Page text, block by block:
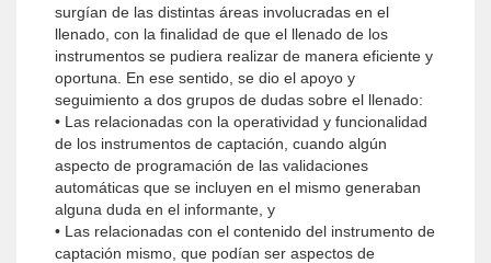
surgían de las distintas áreas involucradas en el
llenado, con la finalidad de que el llenado de los
instrumentos se pudiera realizar de manera eficiente y
oportuna. En ese sentido, se dio el apoyo y
seguimiento a dos grupos de dudas sobre el llenado:
• Las relacionadas con la operatividad y funcionalidad
de los instrumentos de captación, cuando algún
aspecto de programación de las validaciones
automáticas que se incluyen en el mismo generaban
alguna duda en el informante, y
• Las relacionadas con el contenido del instrumento de
captación mismo, que podían ser aspectos de